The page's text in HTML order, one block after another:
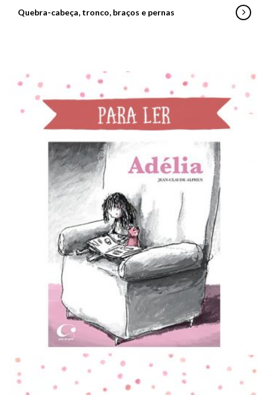
Quebra-cabeça, tronco, braços e pernas
PARA LER
Adélia